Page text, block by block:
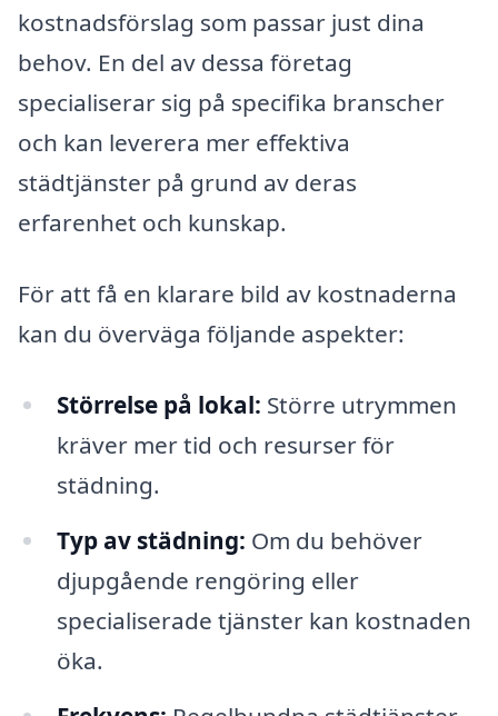
kostnadsförslag som passar just dina
behov. En del av dessa företag
specialiserar sig på specifika branscher
och kan leverera mer effektiva
städtjänster på grund av deras
erfarenhet och kunskap.
För att få en klarare bild av kostnaderna
kan du överväga följande aspekter:
Störrelse på lokal: Större utrymmen
kräver mer tid och resurser för
städning.
Typ av städning: Om du behöver
djupgående rengöring eller
specialiserade tjänster kan kostnaden
öka.